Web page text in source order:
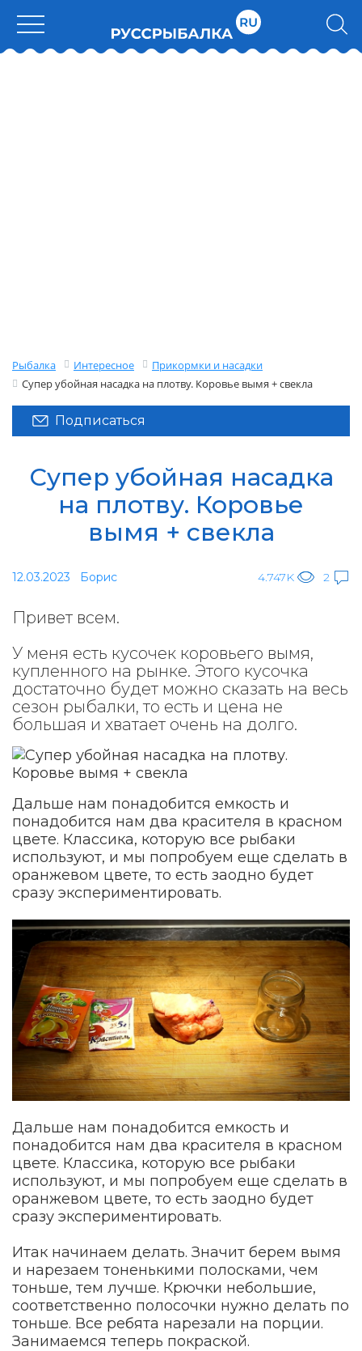
Рыбалка Интересное
Прикормки и насадки
Супер убойная насадка на плотву. Коровье вымя + свекла
Подписаться
Супер убойная насадка
на плотву. Коровье
вымя + свекла
12.03.2023 Борис 4.747K 2
Привет всем.
У меня есть кусочек коровьего вымя,
купленного на рынке. Этого кусочка
достаточно будет можно сказать на весь
сезон рыбалки, то есть и цена не
большая и хватает очень на долго.
Дальше нам понадобится емкость и
понадобится нам два красителя в красном
цвете. Классика, которую все рыбаки
используют, и мы попробуем еще сделать в
оранжевом цвете, то есть заодно будет
сразу экспериментировать.
Дальше нам понадобится емкость и
понадобится нам два красителя в красном
цвете. Классика, которую все рыбаки
используют, и мы попробуем еще сделать в
оранжевом цвете, то есть заодно будет
сразу экспериментировать.
Итак начинаем делать. Значит берем вымя
и нарезаем тоненькими полосками, чем
тоньше, тем лучше. Крючки небольшие,
соответственно полосочки нужно делать по
тоньше. Все ребята нарезали на порции.
Занимаемся теперь покраской.